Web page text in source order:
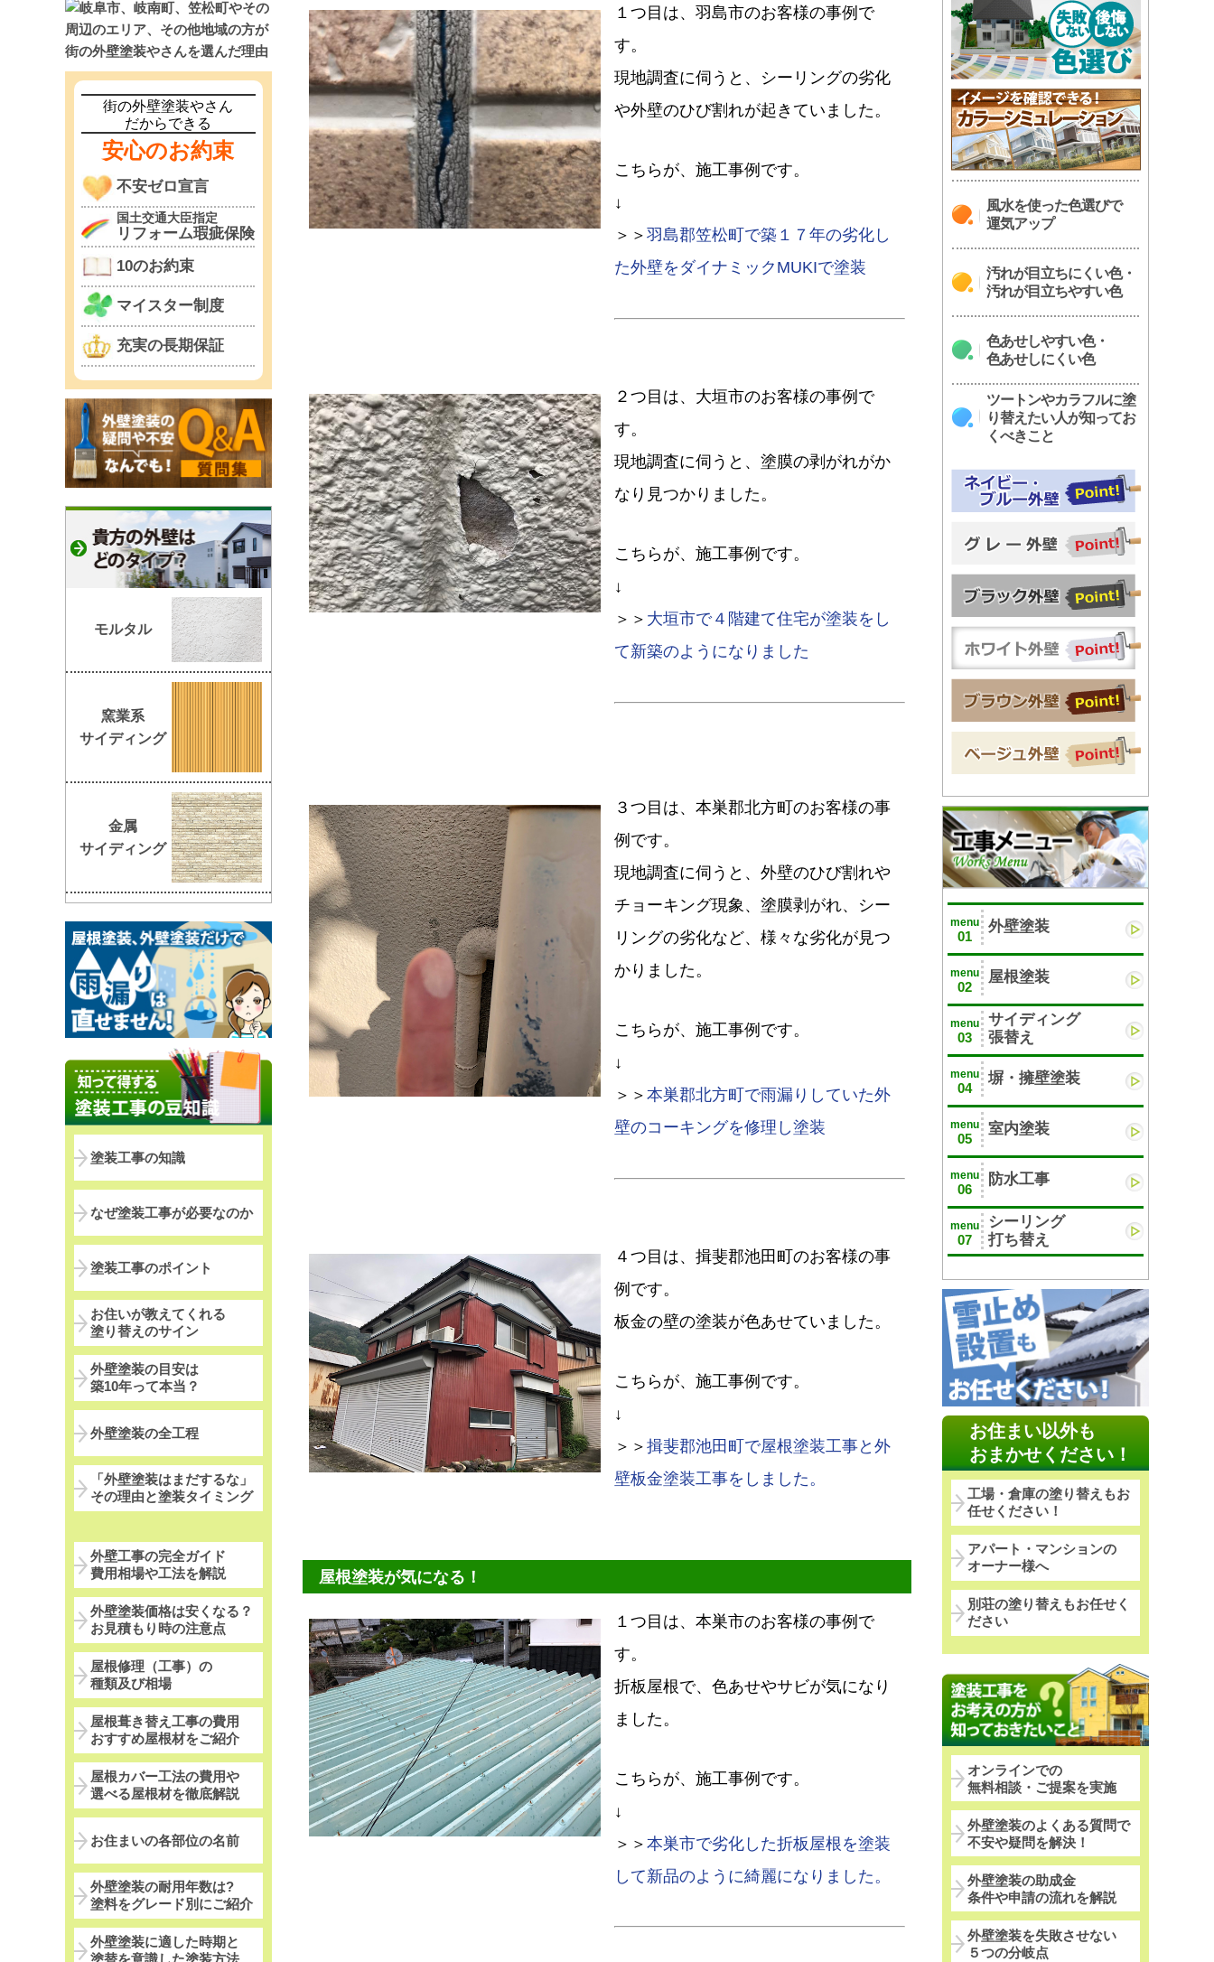
１つ目は、羽島市のお客様の事例で
す。
現地調査に伺うと、シーリングの劣化
や外壁のひび割れが起きていました。
こちらが、施工事例です。
↓
＞＞ 羽島郡笠松町で築１７年の劣化し
た外壁をダイナミックMUKIで塗装
２つ目は、大垣市のお客様の事例で
す。
現地調査に伺うと、塗膜の剥がれがか
なり見つかりました。
こちらが、施工事例です。
↓
＞＞ 大垣市で４階建て住宅が塗装をし
て新築のようになりました
３つ目は、本巣郡北方町のお客様の事
例です。
現地調査に伺うと、外壁のひび割れや
チョーキング現象、塗膜剥がれ、シー
リングの劣化など、様々な劣化が見つ
かりました。
こちらが、施工事例です。
↓
＞＞ 本巣郡北方町で雨漏りしていた外
壁のコーキングを修理し塗装
４つ目は、揖斐郡池田町のお客様の事
例です。
板金の壁の塗装が色あせていました。
こちらが、施工事例です。
↓
＞＞ 揖斐郡池田町で屋根塗装工事と外
壁板金塗装工事をしました。
屋根塗装が気になる！
１つ目は、本巣市のお客様の事例で
す。
折板屋根で、色あせやサビが気になり
ました。
こちらが、施工事例です。
↓
＞＞ 本巣市で劣化した折板屋根を塗装
して新品のように綺麗になりました。
風水を使った色選びで
運気アップ
汚れが目立ちにくい色・
汚れが目立ちやすい色
色あせしやすい色・
色あせしにくい色
ツートンやカラフルに塗
り替えたい人が知ってお
くべきこと
menu
01
外壁塗装
menu
02
屋根塗装
menu
03
サイディング
張替え
menu
04
塀・擁壁塗装
menu
05
室内塗装
menu
06
防水工事
menu
07
シーリング
打ち替え
お住まい以外も
おまかせください！
工場・倉庫の塗り替えもお
任せください！
アパート・マンションの
オーナー様へ
別荘の塗り替えもお任せく
ださい
オンラインでの
無料相談・ご提案を実施
外壁塗装のよくある質問で
不安や疑問を解決！
外壁塗装の助成金
条件や申請の流れを解説
外壁塗装を失敗させない
５つの分岐点
街の外壁塗装やさん
だからできる
安心のお約束
不安ゼロ宣言
国土交通大臣指定
リフォーム瑕疵保険
10のお約束
マイスター制度
充実の長期保証
モルタル
窯業系
サイディング
金属
サイディング
塗装工事の知識
なぜ塗装工事が必要なのか
塗装工事のポイント
お住いが教えてくれる
塗り替えのサイン
外壁塗装の目安は
築10年って本当？
外壁塗装の全工程
「外壁塗装はまだするな」
その理由と塗装タイミング
外壁工事の完全ガイド
費用相場や工法を解説
外壁塗装価格は安くなる？
お見積もり時の注意点
屋根修理（工事）の
種類及び相場
屋根葺き替え工事の費用
おすすめ屋根材をご紹介
屋根カバー工法の費用や
選べる屋根材を徹底解説
お住まいの各部位の名前
外壁塗装の耐用年数は?
塗料をグレード別にご紹介
外壁塗装に適した時期と